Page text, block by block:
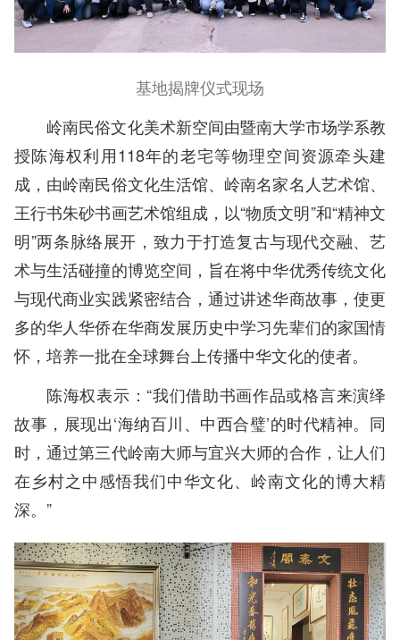
基地揭牌仪式现场
岭南民俗文化美术新空间由暨南大学市场学系教
授陈海权利用118年的老宅等物理空间资源牵头建
成，由岭南民俗文化生活馆、岭南名家名人艺术馆、
王行书朱砂书画艺术馆组成，以“物质文明”和“精神文
明”两条脉络展开，致力于打造复古与现代交融、艺
术与生活碰撞的博览空间，旨在将中华优秀传统文化
与现代商业实践紧密结合，通过讲述华商故事，使更
多的华人华侨在华商发展历史中学习先辈们的家国情
怀，培养一批在全球舞台上传播中华文化的使者。
陈海权表示：“我们借助书画作品或格言来演绎
故事，展现出‘海纳百川、中西合璧’的时代精神。同
时，通过第三代岭南大师与宜兴大师的合作，让人们
在乡村之中感悟我们中华文化、岭南文化的博大精
深。”